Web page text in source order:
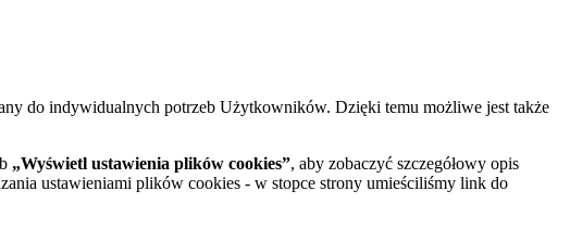
do indywidualnych potrzeb Użytkowników. Dzięki temu możliwe jest także
„Wyświetl ustawienia plików cookies”, aby zobaczyć szczegółowy opis
ustawieniami plików cookies - w stopce strony umieściliśmy link do